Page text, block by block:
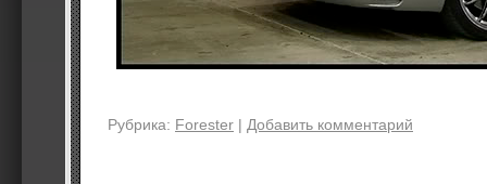
Рубрика: Forester | Добавить комментарий